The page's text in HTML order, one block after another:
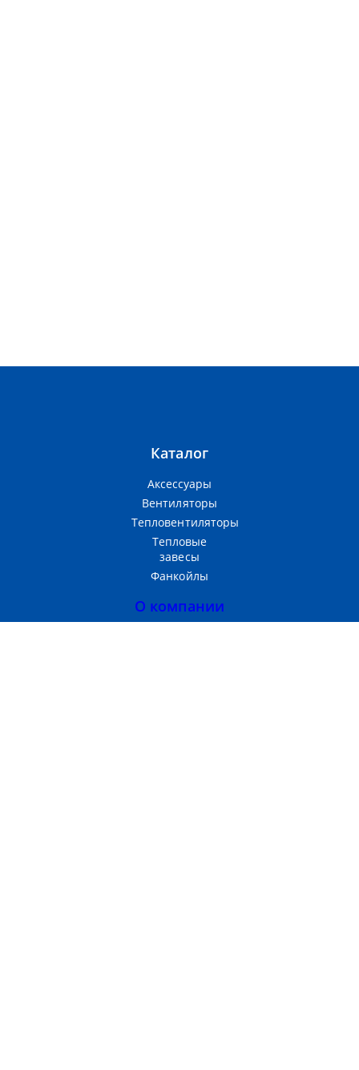
Каталог
Аксессуары
Вентиляторы
Тепловентиляторы
Тепловые
завесы
Фанкойлы
О компании